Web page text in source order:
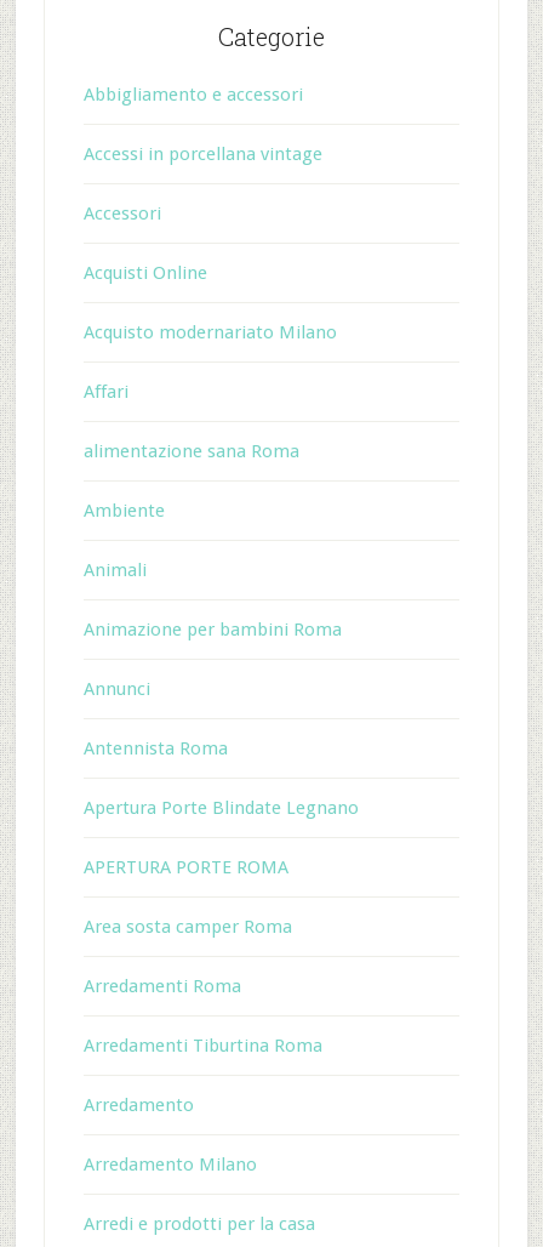
Categorie
Abbigliamento e accessori
Accessi in porcellana vintage
Accessori
Acquisti Online
Acquisto modernariato Milano
Affari
alimentazione sana Roma
Ambiente
Animali
Animazione per bambini Roma
Annunci
Antennista Roma
Apertura Porte Blindate Legnano
APERTURA PORTE ROMA
Area sosta camper Roma
Arredamenti Roma
Arredamenti Tiburtina Roma
Arredamento
Arredamento Milano
Arredi e prodotti per la casa